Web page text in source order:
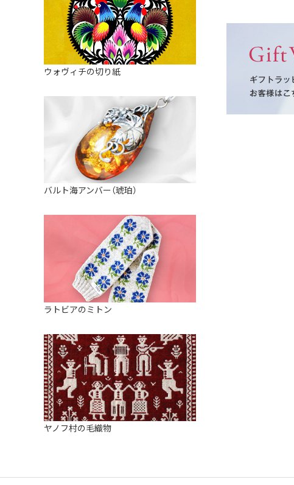
装飾用タイル・プレート
ミニチュア
天使さま
カードスタンド
マグネット
すべて見る
ウォヴィチの切り紙
バルト海アンバー（琥珀）
ラトビアのミトン
ヤノフ村の毛織物